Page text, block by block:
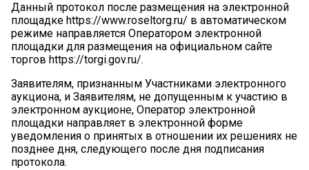
Данный протокол после размещения на электронной
площадке https://www.roseltorg.ru/ в автоматическом
режиме направляется Оператором электронной
площадки для размещения на официальном сайте
торгов https://torgi.gov.ru/.
Заявителям, признанным Участниками электронного
аукциона, и Заявителям, не допущенным к участию в
электронном аукционе, Оператор электронной
площадки направляет в электронной форме
уведомления о принятых в отношении их решениях не
позднее дня, следующего после дня подписания
протокола.